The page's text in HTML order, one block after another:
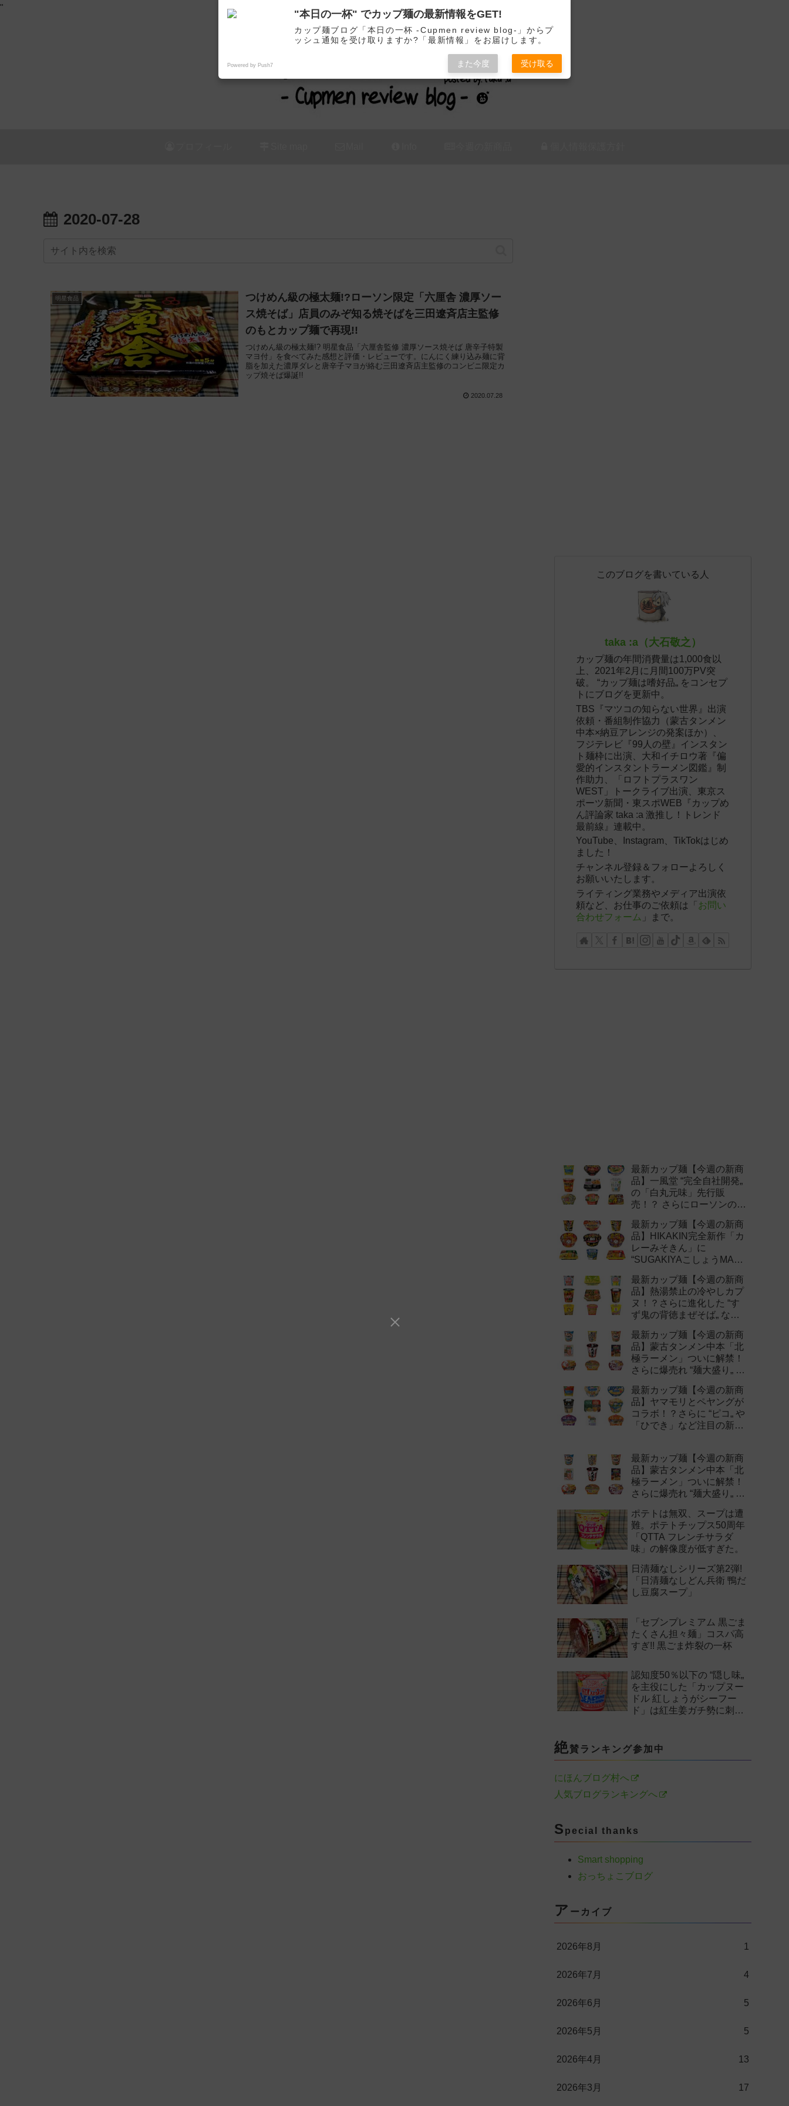
"
カップ麺の新商品をレビュー / アレンジするブログ
2020-07-28
明星食品
つけめん級の極太麺!?ローソン限定「六厘舎 濃厚ソー
ス焼そば」店員のみぞ知る焼そばを三田遼斉店主監修
のもとカップ麺で再現!!
つけめん級の極太麺!? 明星食品「六厘舎監修 濃厚ソース焼そば 唐辛子特製
マヨ付」を食べてみた感想と評価・レビューです。にんにく練り込み麺に背
脂を加えた濃厚ダレと唐辛子マヨが絡む三田遼斉店主監修のコンビニ限定カ
ップ焼そば爆誕!!
2020.07.28
このブログを書いている人
taka :a（大石敬之）
カップ麺の年間消費量は1,000食以
上、2021年2月に月間100万PV突
破。 “カップ麺は嗜好品„ をコンセプ
トにブログを更新中。
TBS『マツコの知らない世界』出演
依頼・番組制作協力（蒙古タンメン
中本×納豆アレンジの発案ほか）、
フジテレビ『99人の壁』インスタン
ト麺枠に出演、大和イチロウ著『偏
愛的インスタントラーメン図鑑』制
作助力、「ロフトプラスワン
WEST」トークライブ出演、東京ス
ポーツ新聞・東スポWEB『カップめ
ん評論家 taka :a 激推し！トレンド
最前線』連載中。
YouTube、Instagram、TikTokはじめ
ました！
チャンネル登録＆フォローよろしく
お願いいたします。
ライティング業務やメディア出演依
頼など、お仕事のご依頼は「 お問い
合わせフォーム 」まで。
最新カップ麺【今週の新商
品】一風堂 “完全自社開発„
の「白丸元味」先行販
売！？ さらにローソンの激
新作まとめ！
最新カップ麺【今週の新商
品】HIKAKIN完全新作「カ
レーみそきん」に
“SUGAKIYAこしょうMAX„
最新カップ麺【今週の新商
品】熱湯禁止の冷やしカプ
ヌ！？さらに進化した “す
ず鬼の背徳まぜそば„ など
最新カップ麺【今週の新商
品】蒙古タンメン中本「北
極ラーメン」ついに解禁！
さらに爆売れ “麺大盛り„ シ
作まとめ！
最新カップ麺【今週の新商
品】ヤマモリとペヤングが
コラボ！？さらに “ピコ„ や
「ひでき」など注目の新作
最新カップ麺【今週の新商
品】蒙古タンメン中本「北
極ラーメン」ついに解禁！
さらに爆売れ “麺大盛り„ シ
作まとめ！
ポテトは無双、スープは遭
難。ポテトチップス50周年
「QTTA フレンチサラダ
味」の解像度が低すぎた。
日清麺なしシリーズ第2弾!
「日清麺なしどん兵衛 鴨だ
し豆腐スープ」
「セブンプレミアム 黒ごま
たくさん担々麺」コスパ高
すぎ!! 黒ごま炸裂の一杯
認知度50％以下の “隠し味„
を主役にした「カップヌー
ドル 紅しょうがシーフー
ド」は紅生姜ガチ勢に刺さ
絶賛ランキング参加中
にほんブログ村へ
人気ブログランキングへ
S pecial thanks
Smart shopping
おっちょこブログ
ア ーカイブ
2026年8月 1
2026年7月 4
2026年6月 5
2026年5月 5
2026年4月 13
2026年3月 17
"本日の一杯" でカップ麺の最新情報をGET!
カップ麺ブログ「本日の一杯 -Cupmen review blog-」からプ
ッシュ通知を受け取りますか?「最新情報」をお届けします。
Powered by Push7 また今度 受け取る